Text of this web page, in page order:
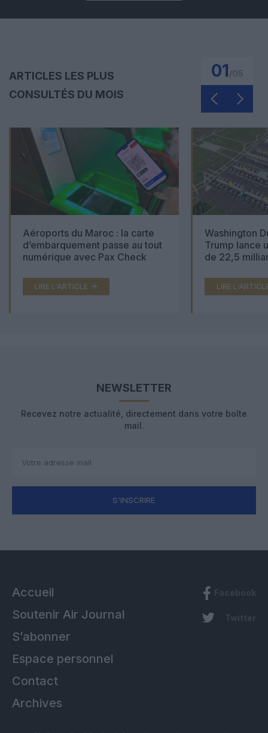
ARTICLES LES PLUS
CONSULTÉS DU MOIS
01
Aéroports du Maroc : la carte
d’embarquement passe au tout
numérique avec Pax Check
LIRE L'ARTICLE
Washington
Trump lance
de 22,5
LIRE
NEWSLETTER
Recevez notre actualité, directement dans votre boîte
mail.
S'INSCRIRE
Accueil
Soutenir Air Journal
S’abonner
Espace personnel
Contact
Archives